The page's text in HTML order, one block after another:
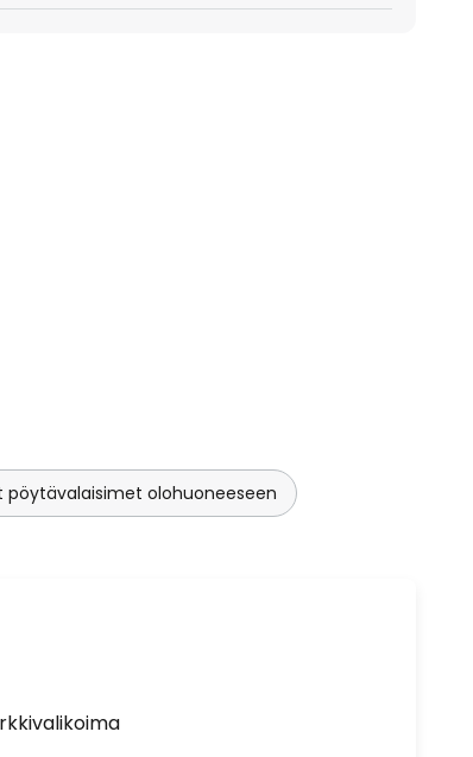
pöytävalaisimet olohuoneeseen